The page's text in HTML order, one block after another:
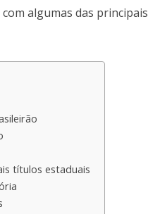
algumas das principais
títulos estaduais